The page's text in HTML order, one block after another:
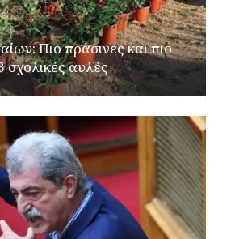
Πιο πράσινες και πιο
σχολικές αυλές